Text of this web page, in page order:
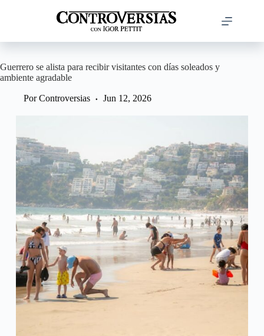
Guerrero se alista para recibir visitantes con días soleados y
ambiente agradable
Por Controversias Jun 12, 2026